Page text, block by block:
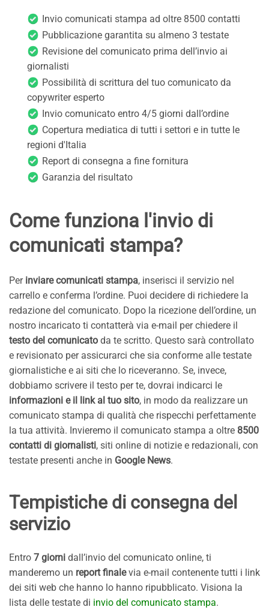
Invio comunicati stampa ad oltre 8500 contatti
Pubblicazione garantita su almeno 3 testate
Revisione del comunicato prima dell’invio ai
giornalisti
Possibilità di scrittura del tuo comunicato da
copywriter esperto
Invio comunicato entro 4/5 giorni dall’ordine
Copertura mediatica di tutti i settori e in tutte le
regioni d'Italia
Report di consegna a fine fornitura
Garanzia del risultato
Come funziona l'invio di
comunicati stampa?
Perinviare comunicati stampa, inserisci il servizio nel
carrello e conferma l’ordine. Puoi decidere di richiedere la
redazione del comunicato. Dopo la ricezione dell’ordine, un
nostro incaricato ti contatterà via e-mail per chiedere il
testo del comunicato da te scritto. Questo sarà controllato
e revisionato per assicurarci che sia conforme alle testate
giornalistiche e ai siti che lo riceveranno. Se, invece,
dobbiamo scrivere il testo per te, dovrai indicarci le
informazioni e il link al tuo sito, in modo da realizzare un
comunicato stampa di qualità che rispecchi perfettamente
la tua attività. Invieremo il comunicato stampa a oltre 8500
contatti di giornalisti, siti online di notizie e redazionali, con
testate presenti anche in Google News.
Tempistiche di consegna del
servizio
Entro 7 giorni dall’invio del comunicato online, ti
manderemo un report finalevia e-mail contenente tutti i link
dei siti web che hanno lo hanno ripubblicato. Visiona la
lista delle testate di invio del comunicato stampa.